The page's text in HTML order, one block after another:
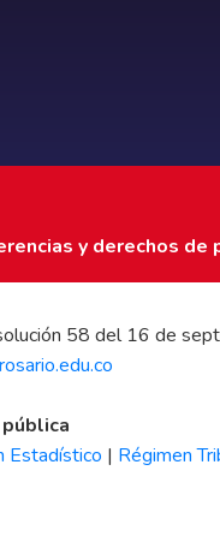
y derechos de
58 del 16 de
Estadístico | Régimen